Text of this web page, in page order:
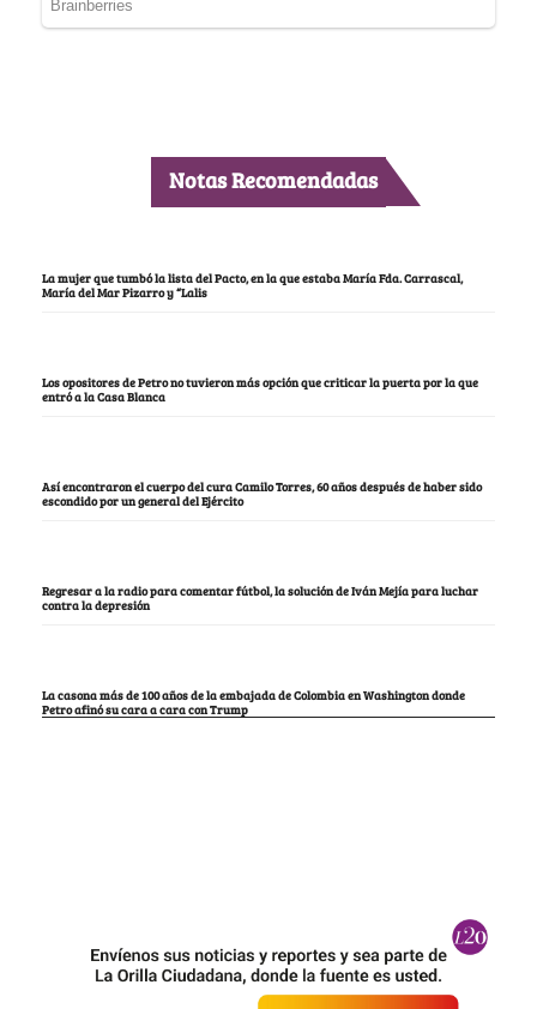
Notas Recomendadas
La mujer que tumbó la lista del Pacto, en la que estaba María Fda. Carrascal,
María del Mar Pizarro y “Lalis
Los opositores de Petro no tuvieron más opción que criticar la puerta por la que
entró a la Casa Blanca
Así encontraron el cuerpo del cura Camilo Torres, 60 años después de haber sido
escondido por un general del Ejército
Regresar a la radio para comentar fútbol, la solución de Iván Mejía para luchar
contra la depresión
La casona más de 100 años de la embajada de Colombia en Washington donde
Petro afinó su cara a cara con Trump